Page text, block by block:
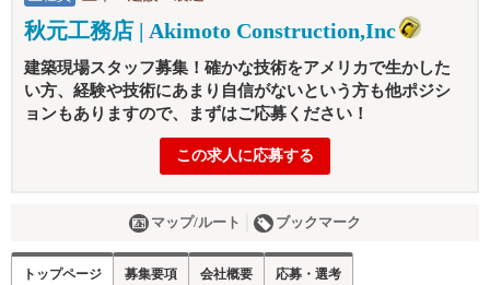
秋元工務店 | Akimoto Construction,Inc
建築現場スタッフ募集！確かな技術をアメリカで生かした
い方、経験や技術にあまり自信がないという方も他ポジシ
ョンもありますので、まずはご応募ください！
この求人に応募する
マップ/ルート ブックマーク
トップページ 募集要項 会社概要 応募・選考